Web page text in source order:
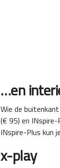
…en
Wie de
(€ 95) en
INspire-Plus kun
x-play